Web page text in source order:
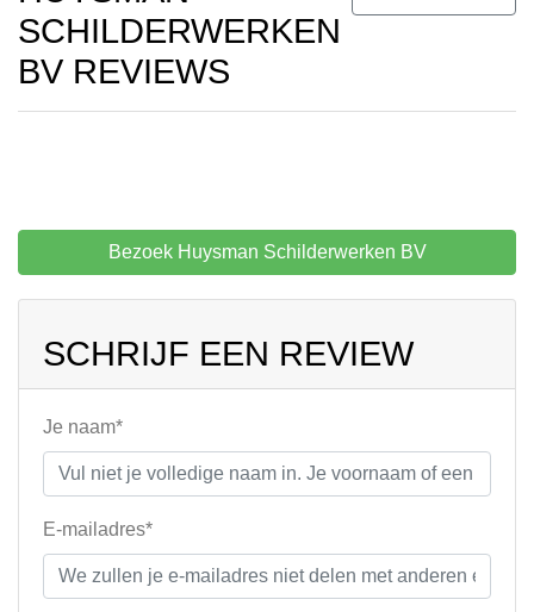
SCHILDERWERKEN
BV REVIEWS
Bezoek Huysman Schilderwerken BV
SCHRIJF EEN REVIEW
Je naam*
E-mailadres*